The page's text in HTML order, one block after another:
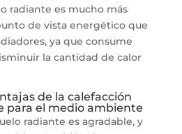
radiante es mucho más
de vista energético que
ya que consume
la cantidad de calor
de la calefacción
para el medio ambiente
radiante es agradable, y